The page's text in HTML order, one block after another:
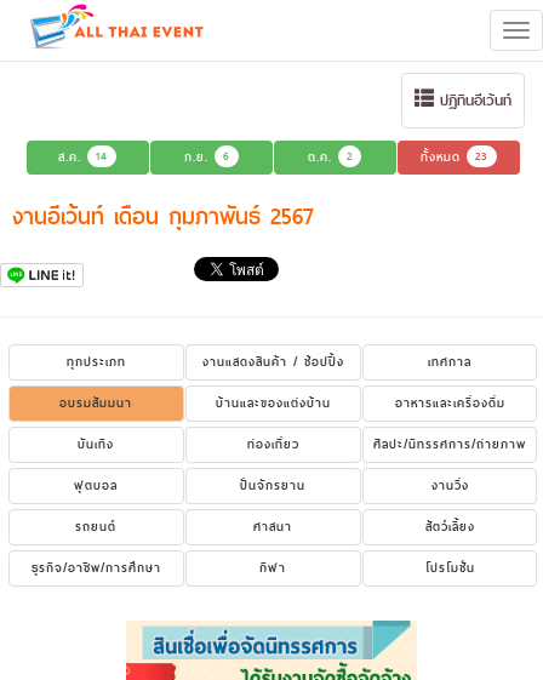
ปฏิทินอีเว้นท์
ส.ค. 14 ก.ย. 6 ต.ค. 2 ทั้งหมด 23
งานอีเว้นท์ เดือน กุมภาพันธ์ 2567
ทุกประเภท งานแสดงสินค้า / ช้อปปิ้ง
เทศกาล
อบรมสัมมนา
บ้านและของแต่งบ้าน
อาหารและเครื่องดื่ม
บันเทิง
ท่องเที่ยว
ศิลปะ/นิทรรศการ/ถ่ายภาพ
ฟุตบอล
ปั่นจักรยาน
งานวิ่ง
รถยนต์
ศาสนา
สัตว์เลี้ยง
ธุรกิจ/อาชีพ/การศึกษา
กีฬา โปรโมชั่น